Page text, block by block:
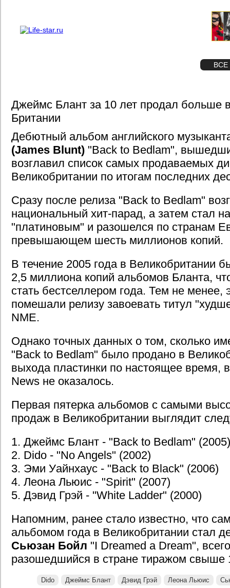
ВСЕ
Джеймс Блант за 10 лет продал больше
Британии
Дебютный альбом английского
(James Blunt) "Back to Bedlam",
возглавил список самых продаваемых
Великобритании по итогам последних
Сразу после релиза "Back to Bedlam"
национальный хит-парад, а затем стал
"платиновым" и разошелся по странам
превышающем шесть миллионов копий.
В течение 2005 года в Великобритании
2,5 миллиона копий альбомов Бланта,
стать бестселлером года. Тем не менее,
помешали релизу завоевать титул
NME.
Однако точных данных о том, сколько
"Back to Bedlam" было продано в
выхода пластинки по настоящее время,
News не оказалось.
Первая пятерка альбомов с самыми
продаж в Великобритании выглядит
1. Джеймс Блант - "Back to Bedlam" (2005)
2. Dido - "No Angels" (2002)
3. Эми Уайнхаус - "Back to Black" (2006)
4. Леона Льюис - "Spirit" (2007)
5. Дэвид Грэй - "White Ladder" (2000)
Напомним, ранее стало известно, что
альбомом года в Великобритании стал
Сьюзан Бойл "I Dreamed a Dream",
разошедшийся в стране тиражом свыше
Dido Джеймс Блант Дэвид Грэй Леона Льюис